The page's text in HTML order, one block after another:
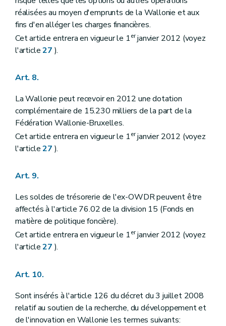
réalisées au moyen d'emprunts de la Wallonie et aux
fins d'en alléger les charges financières.
Cet article entrera en vigueur le 1erjanvier 2012 (voyez
l'article27 ).
Art. 8.
La Wallonie peut recevoir en 2012 une dotation
complémentaire de 15.230 milliers de la part de la
Fédération Wallonie-Bruxelles.
Cet article entrera en vigueur le 1erjanvier 2012 (voyez
l'article27 ).
Art. 9.
Les soldes de trésorerie de l'ex-OWDR peuvent être
affectés à l'article 76.02 de la division 15 (Fonds en
matière de politique foncière).
Cet article entrera en vigueur le 1erjanvier 2012 (voyez
l'article27 ).
Art. 10.
Sont insérés à l'article 126 du décret du 3 juillet 2008
relatif au soutien de la recherche, du développement et
de l'innovation en Wallonie les termes suivants: